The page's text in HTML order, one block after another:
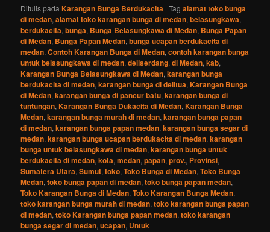
Ditulis padaKarangan Bunga Berdukacita |Tag alamat toko bunga
di medan,alamat toko karangan bunga di medan,belasungkawa,
berdukacita,bunga, Bunga Belasungkawa di Medan, Bunga Papan
di Medan, Bunga Papan Medan,bunga ucapan berdukacita di
medan,Contoh Karangan Bunga di Medan,contoh karangan bunga
untuk belasungkawa di medan,deliserdang,di Medan,kab,
Karangan Bunga Belasungkawa di Medan,karangan bunga
berdukacita di medan,karangan bunga di delitua,Karangan Bunga
di Medan,karangan bunga di pancur batu,karangan bunga di
tuntungan,Karangan Bunga Dukacita di Medan,Karangan Bunga
Medan,karangan bunga murah di medan,karangan bunga papan
di medan,karangan bunga papan medan,karangan bunga segar di
medan,karangan bunga ucapan berdukacita di medan,karangan
bunga untuk belasungkawa di medan,karangan bunga untuk
berdukacita di medan,kota,medan,papan,prov., Provinsi,
Sumatera Utara,Sumut,toko,Toko Bunga di Medan,Toko Bunga
Medan,toko bunga papan di medan,toko bunga papan medan,
Toko Karangan Bunga di Medan,Toko Karangan Bunga Medan,
toko karangan bunga murah di medan,toko karangan bunga papan
di medan,toko Karangan bunga papan medan,toko karangan
bunga segar di medan,ucapan, Untuk